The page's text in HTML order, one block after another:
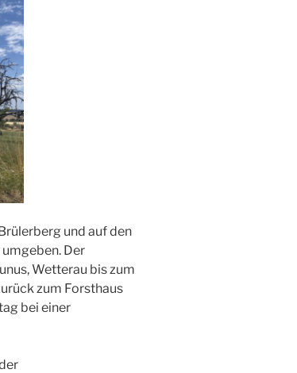
und auf den
Der
Wetterau bis zum
zum Forsthaus
bei einer